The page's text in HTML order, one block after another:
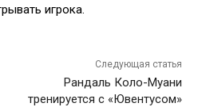
игрока.
Следующая статья
Рандаль Коло-Муани
тренируется с «Ювентусом»